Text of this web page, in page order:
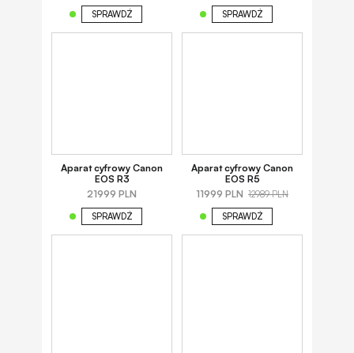
SPRAWDŹ
SPRAWDŹ
Aparat cyfrowy Canon
EOS R3
21999 PLN
SPRAWDŹ
Aparat cyfrowy Canon
EOS R5
11999 PLN 12989 PLN
SPRAWDŹ